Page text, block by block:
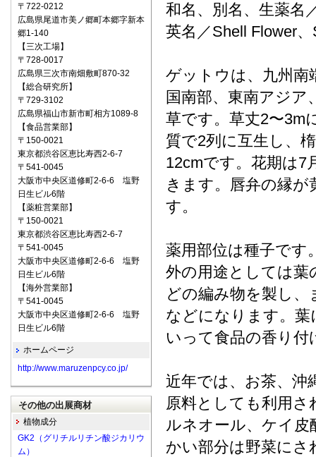
和名、別名、生薬名
英名／Shell Flower
ゲットウは、九州南
国南部、東南アジ
草です。草丈2〜3m
質で2列に互生し、
12cmです。花期は7
きます。唇弁の縁が
す。
薬用部位は種子です
外の用途としては葉
どの編み物を製し
などになります。
いって食品の香り
近年では、お茶、沖
原料としても利用
ルネオール、ケイ
かい部分は野菜に
〒722‐0212
広島県尾道市美ノ郷町本郷字新本
郷1-140
【三次工場】
〒728-0017
広島県三次市南畑敷町870-32
【総合研究所】
〒729-3102
広島県福山市新市町相方1089-8
【食品営業部】
〒150‐0021
東京都渋谷区恵比寿西2-6-7
〒541‐0045
大阪市中央区道修町2-6-6 塩野
日生ビル6階
【薬粧営業部】
〒150‐0021
東京都渋谷区恵比寿西2-6-7
〒541‐0045
大阪市中央区道修町2-6-6 塩野
日生ビル6階
【海外営業部】
〒541-0045
大阪市中央区道修町2-6-6 塩野
日生ビル6階
ホームページ
http://www.maruzenpcy.co.jp/
その他の出展商材
植物成分
GK2（グリチルリチン酸ジカリウ
ム）